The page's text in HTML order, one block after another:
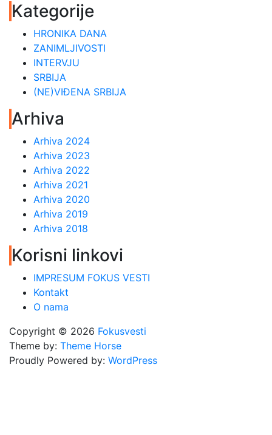
Kategorije
HRONIKA DANA
ZANIMLJIVOSTI
INTERVJU
SRBIJA
(NE)VIĐENA SRBIJA
Arhiva
Arhiva 2024
Arhiva 2023
Arhiva 2022
Arhiva 2021
Arhiva 2020
Arhiva 2019
Arhiva 2018
Korisni linkovi
IMPRESUM FOKUS VESTI
Kontakt
O nama
Copyright © 2026 Fokusvesti
Theme by: Theme Horse
Proudly Powered by: WordPress